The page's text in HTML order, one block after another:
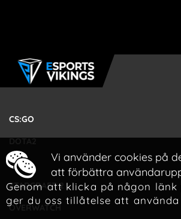
CS:GO
DOTA2
LOL
STARCRAFT 2
OVERWATCH
Vi använder cookies på
att förbättra
Genom att klicka på någon länk
ger du oss tillåtelse att använda